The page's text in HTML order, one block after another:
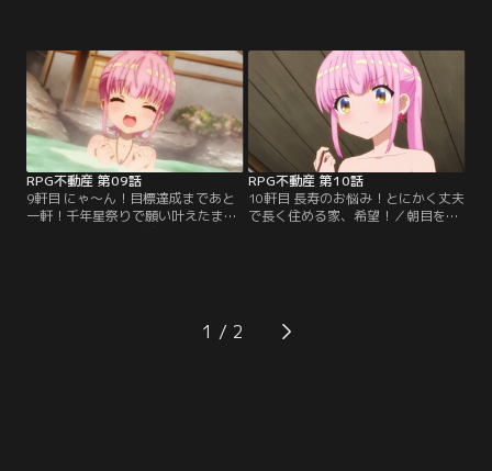
はドアばかりの家だった！？ドアを
開けても目の前には新たなドア、ド
ア、ドア……。なんでも大家さんも
知らないうちに、前の住人に改築さ
れてしまったらしい。四人が部屋に
入ると…。
を試着するけれど、値段の高さにび
っくり！琴音の部屋の家賃10ヶ月分
の服を着られるのは、一体どういう
人なんだろう？そんなことを考えな
がら仕事をしていると…。
RPG不動産 第09話
9軒目 にゃ～ん！目標達成まであと
一軒！千年星祭りで願い叶えたま
え！／今月の目標契約数まであと一
泉に浸かってからお進み下さい」と
の立札が……。四人はまさかの露天
RPG不動産 第10話
10軒目 長寿のお悩み！とにかく丈夫
で長く住める家、希望！／朝目を覚
を覚えていないこと。すべてを二人
に話し、新たな部屋を探しにお客さ
1